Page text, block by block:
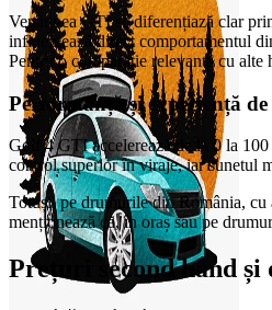
Versiunea GTI se diferențiază clar
influențează direct comportamentul
Pentru o comparație relevantă cu
Performanță și experiență de
Golf 4 GTI accelerează de la 0 la
control superior în viraje, iar sunetul
Totuși, pe drumurile din România,
menționează că, în oraș sau pe
Prețuri second hand și